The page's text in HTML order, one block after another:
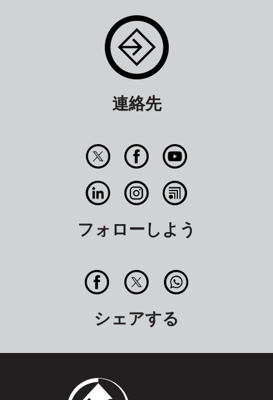
連絡先
フォローしよう
シェアする